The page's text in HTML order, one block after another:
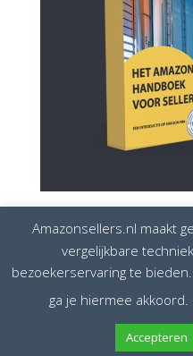
Disclaimer
Amazonsellers is
Amazonsellers.nl maakt
vergelijkbare
bezoekerservaring te
ga je hiermee akkoord.
Accepteren